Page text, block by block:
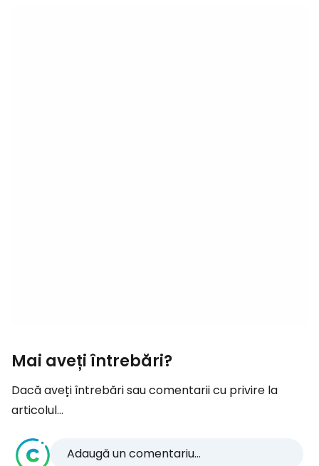
Mai aveți întrebări?
Dacă aveți întrebări sau comentarii cu privire la
articolul...
Adaugă un comentariu...